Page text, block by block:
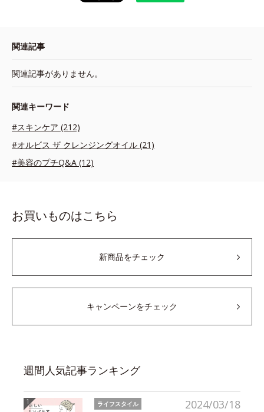
関連記事
関連記事がありません。
関連キーワード
#スキンケア (212)
#オルビス ザ クレンジングオイル (21)
#美容のプチQ&A (12)
お買いものはこちら
新商品をチェック
キャンペーンをチェック
週間人気記事ランキング
2024/03/18
ライフスタイル